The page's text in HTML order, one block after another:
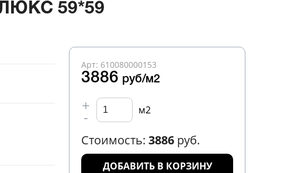
59*59
Арт: 610080000153
3886 руб/м2
+
- м2
Стоимость: 3886 руб.
ДОБАВИТЬ В КОРЗИНУ